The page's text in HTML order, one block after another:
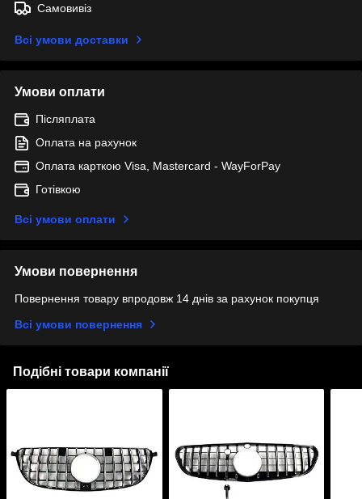
Самовивіз
Всі умови доставки
Умови оплати
Післяплата
Оплата на рахунок
Оплата карткою Visa, Mastercard - WayForPay
Готівкою
Всі умови оплати
Умови повернення
Повернення товару впродовж 14 днів за рахунок покупця
Всі умови повернення
Подібні товари компанії